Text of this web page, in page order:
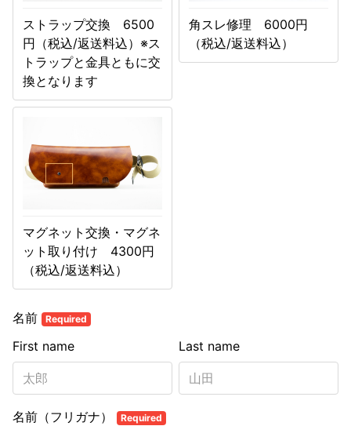
ストラップ交換 6500
円（税込/返送料込）※ス
トラップと金具ともに交
換となります
角スレ修理 6000円
（税込/返送料込）
マグネット交換・マグネ
ット取り付け 4300円
（税込/返送料込）
名前 Required
Last name
First name
名前（フリガナ） Required